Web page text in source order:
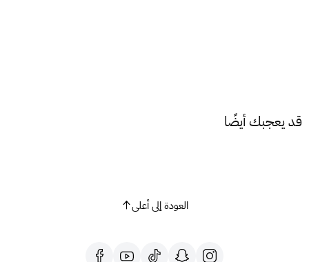
قد يعجبك أيضًا
العودة إلى أعلى